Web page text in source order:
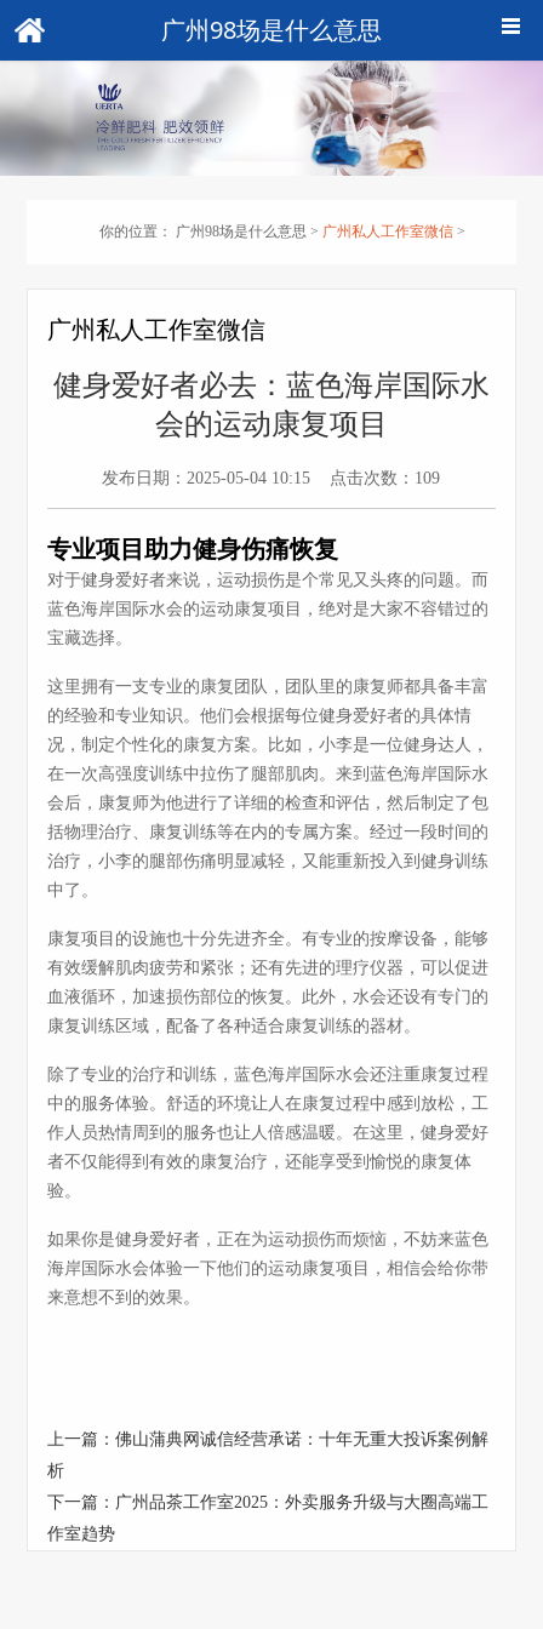
广州98场是什么意思
你的位置： 广州98场是什么意思 > 广州私人工作室微信 >
广州私人工作室微信
健身爱好者必去：蓝色海岸国际水
会的运动康复项目
发布日期：2025-05-04 10:15 点击次数：109
专业项目助力健身伤痛恢复
对于健身爱好者来说，运动损伤是个常见又头疼的问题。而
蓝色海岸国际水会的运动康复项目，绝对是大家不容错过的
宝藏选择。
这里拥有一支专业的康复团队，团队里的康复师都具备丰富
的经验和专业知识。他们会根据每位健身爱好者的具体情
况，制定个性化的康复方案。比如，小李是一位健身达人，
在一次高强度训练中拉伤了腿部肌肉。来到蓝色海岸国际水
会后，康复师为他进行了详细的检查和评估，然后制定了包
括物理治疗、康复训练等在内的专属方案。经过一段时间的
治疗，小李的腿部伤痛明显减轻，又能重新投入到健身训练
中了。
康复项目的设施也十分先进齐全。有专业的按摩设备，能够
有效缓解肌肉疲劳和紧张；还有先进的理疗仪器，可以促进
血液循环，加速损伤部位的恢复。此外，水会还设有专门的
康复训练区域，配备了各种适合康复训练的器材。
除了专业的治疗和训练，蓝色海岸国际水会还注重康复过程
中的服务体验。舒适的环境让人在康复过程中感到放松，工
作人员热情周到的服务也让人倍感温暖。在这里，健身爱好
者不仅能得到有效的康复治疗，还能享受到愉悦的康复体
验。
如果你是健身爱好者，正在为运动损伤而烦恼，不妨来蓝色
海岸国际水会体验一下他们的运动康复项目，相信会给你带
来意想不到的效果。
上一篇：佛山蒲典网诚信经营承诺：十年无重大投诉案例解
析
下一篇： 广州品茶工作室2025：外卖服务升级与大圈高端工
作室趋势